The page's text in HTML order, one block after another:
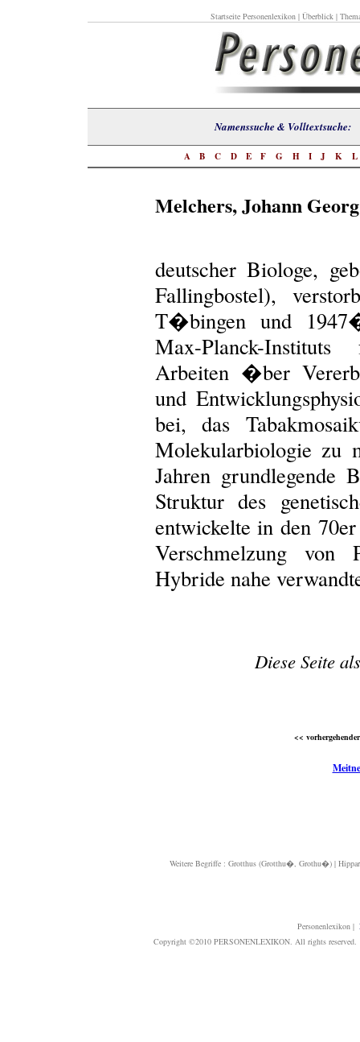
Startseite Personenlexikon| Überblick|
Namenssuche &
A B C D E F G H I J K L
Melchers, Johann
deutscher Biologe,
Fallingbostel),
T�bingen und
Max-Planck-
Arbeiten �ber
und
bei, das
Molekularbiologie zu
Jahren
Struktur des
entwickelte in den
Verschmelzung von
Hybride nahe
Diese Seite
<<
Weitere Begriffe : Grotthus (Grotthu�, Grothu�)|
Personenlexikon|
Copyright ©2010 PERSONENLEXIKON. All rights